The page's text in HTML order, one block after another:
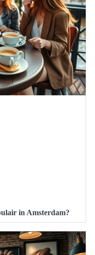
in Amsterdam?